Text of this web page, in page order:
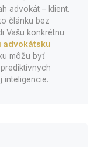
advokát – klient.
článku bez
Vašu konkrétnu
advokátsku
môžu byť
inteligencie.